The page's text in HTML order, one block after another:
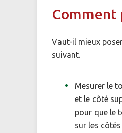
Comment
Vaut-il mieux
suivant.
Mesurer le
et le côté
pour que le
sur les